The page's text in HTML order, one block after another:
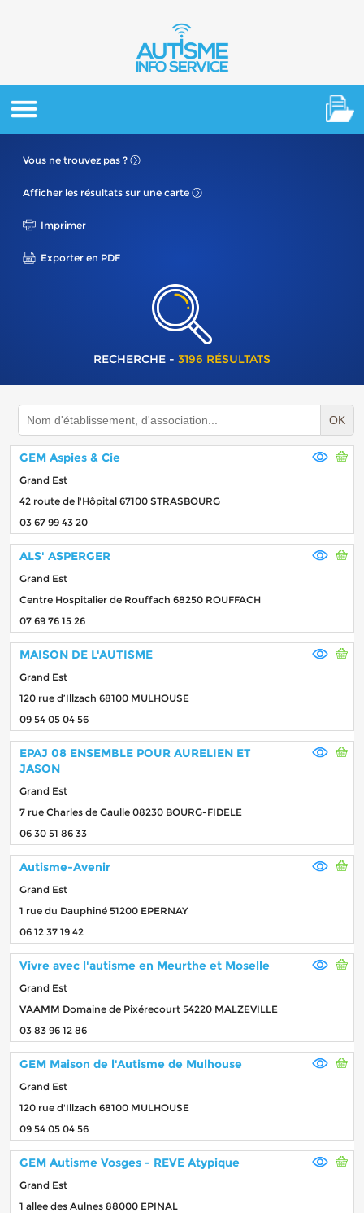
Vous ne trouvez pas ?
Afficher les résultats sur une carte
Imprimer
Exporter en PDF
RECHERCHE - 3196 RÉSULTATS
OK
GEM Aspies & Cie
Grand Est
42 route de l'Hôpital 67100 STRASBOURG
03 67 99 43 20
ALS' ASPERGER
Grand Est
Centre Hospitalier de Rouffach 68250 ROUFFACH
07 69 76 15 26
MAISON DE L'AUTISME
Grand Est
120 rue d’Illzach 68100 MULHOUSE
09 54 05 04 56
EPAJ 08 ENSEMBLE POUR AURELIEN ET
JASON
Grand Est
7 rue Charles de Gaulle 08230 BOURG-FIDELE
06 30 51 86 33
Autisme-Avenir
Grand Est
1 rue du Dauphiné 51200 EPERNAY
06 12 37 19 42
Vivre avec l'autisme en Meurthe et Moselle
Grand Est
VAAMM Domaine de Pixérecourt 54220 MALZEVILLE
03 83 96 12 86
GEM Maison de l'Autisme de Mulhouse
Grand Est
120 rue d'Illzach 68100 MULHOUSE
09 54 05 04 56
GEM Autisme Vosges - REVE Atypique
Grand Est
1 allee des Aulnes 88000 EPINAL